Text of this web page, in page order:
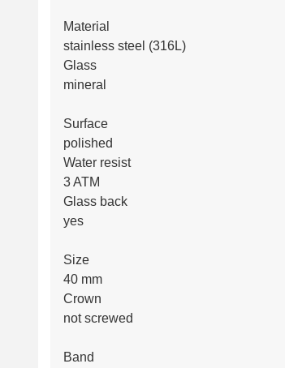
Material
stainless steel (316L)
Glass
mineral
Surface
polished
Water resist
3 ATM
Glass back
yes
Size
40 mm
Crown
not screwed
Band